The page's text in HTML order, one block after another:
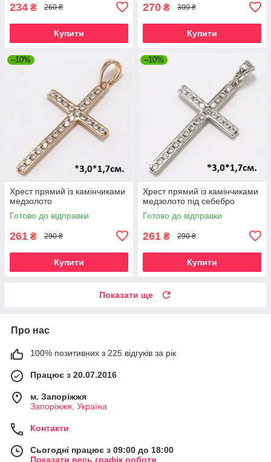
234 ₴ 260 ₴
Купити
270 ₴ 300 ₴
Купити
–10%
Хрест прямий із камінчиками
медзолото
Готово до відправки
261 ₴ 290 ₴
Купити
–10%
Хрест прямий із камінчиками
медзолото під себебро
Готово до відправки
261 ₴ 290 ₴
Купити
Показати ще
Про нас
100% позитивних з 225 відгуків за рік
Працює з 20.07.2016
м. Запоріжжя
Запоріжжя, Україна
Контакти
Сьогодні працює з 09:00 до 18:00
Показати весь графік роботи